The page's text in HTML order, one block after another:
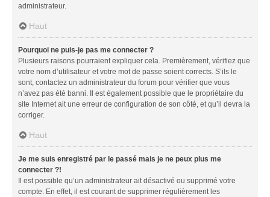
administrateur.
Haut
Pourquoi ne puis-je pas me connecter ?
Plusieurs raisons pourraient expliquer cela. Premièrement, vérifiez que
votre nom d’utilisateur et votre mot de passe soient corrects. S’ils le
sont, contactez un administrateur du forum pour vérifier que vous
n’avez pas été banni. Il est également possible que le propriétaire du
site Internet ait une erreur de configuration de son côté, et qu’il devra la
corriger.
Haut
Je me suis enregistré par le passé mais je ne peux plus me
connecter ?!
Il est possible qu’un administrateur ait désactivé ou supprimé votre
compte. En effet, il est courant de supprimer régulièrement les